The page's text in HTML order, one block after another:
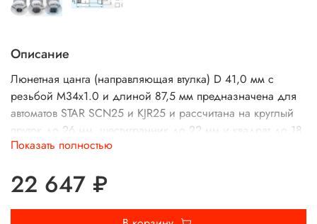
Описание
Люнетная цанга (направляющая втулка) D 41,0 мм с
резьбой M34x1.0 и длиной 87,5 мм предназначена для
автоматов STAR SCN25 и KJR25 и рассчитана на круглый
пруток до 26 мм, шестигранник до 22 мм и квадрат до 18
мм.
ведения прутка на продольно‑токарных автоматах, что
уменьшает биение и улучшает качество обработки
Показать полностью
22 647 ₽